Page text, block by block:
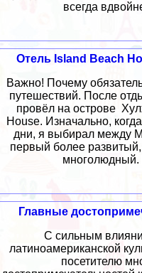
всегда
Отель Island Beach
Важно! Почему
путешествий. После
провёл на острове
House. Изначально,
дни, я выбирал между
первый более
Главные
С сильным
латиноамериканской
посетителю